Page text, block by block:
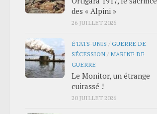
des « Alpini »
26 JUILLET 2026
ÉTATS-UNIS /GUERRE DE
SÉCESSION / MARINE DE
GUERRE
Le Monitor, un étrange
cuirassé !
20 JUILLET 2026